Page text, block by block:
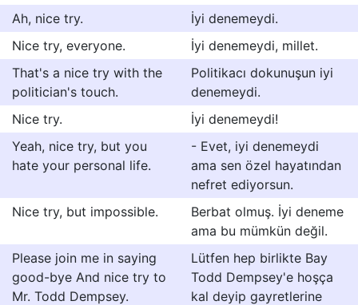
Ah, nice try.
İyi denemeydi.
Nice try, everyone.
İyi denemeydi, millet.
That's a nice try with the
politician's touch.
Politikacı dokunuşun iyi
denemeydi.
Nice try.
İyi denemeydi!
Yeah, nice try, but you
hate your personal life.
- Evet, iyi denemeydi
ama sen özel hayatından
nefret ediyorsun.
Nice try, but impossible.
Berbat olmuş. İyi deneme
ama bu mümkün değil.
Please join me in saying
good-bye And nice try to
Mr. Todd Dempsey.
Lütfen hep birlikte Bay
Todd Dempsey'e hoşça
kal deyip gayretlerine